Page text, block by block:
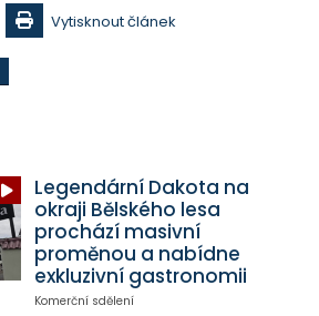
Vytisknout článek
Legendární Dakota na
okraji Bělského lesa
prochází masivní
proměnou a nabídne
exkluzivní gastronomii
Komerční sdělení